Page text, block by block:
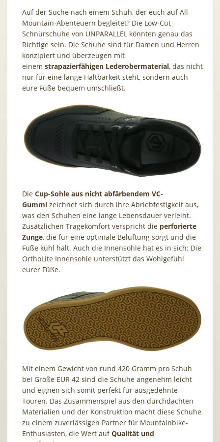
Auf der Suche nach einem Schuh, der euch auf All-
Mountain-Abenteuern begleitet? Die Low-Cut
Schnürschuhe von UNPARALLEL könnten genau das
Richtige sein. Die Schuhe sind für Damen und Herren
konzipiert und überzeugen mit
einem strapazierfähigen Lederobermaterial, das nicht
nur für eine lange Haltbarkeit steht, sondern auch
eure Füße bequem umschließt.
Die Cup-Sohle aus nicht abfärbendem VC-
Gummi zeichnet sich durch ihre Abriebfestigkeit aus,
was den Schuhen eine lange Lebensdauer verleiht.
Zusätzlichen Tragekomfort verspricht die perforierte
Zunge, die für eine optimale Belüftung sorgt und die
Füße kühl hält. Auch die Innensohle hat es in sich: Die
OrthoLite Innensohle unterstützt das Wohlgefühl
eurer Füße.
Mit einem Gewicht von rund 420 Gramm pro Schuh
bei Größe EUR 42 sind die Schuhe angenehm leicht
und eignen sich somit perfekt für ausgedehnte
Touren. Das Zusammenspiel aus den durchdachten
Materialien und der Konstruktion macht diese Schuhe
zu einem zuverlässigen Partner für Mountainbike-
Enthusiasten, die Wert aufQualität und